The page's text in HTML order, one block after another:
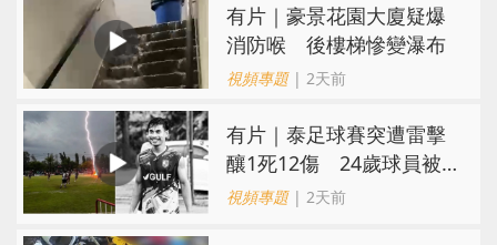
有片｜豪景花園大廈疑爆
消防喉 後樓梯慘變瀑布
視頻專題| 2天前
有片｜泰足球賽突遭雷擊
釀1死12傷 24歲球員被
閃電劈中亡
視頻專題| 2天前